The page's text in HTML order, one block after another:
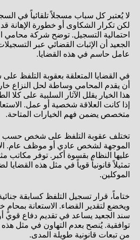
لا يُعتبر كل سباب مسجلاً تلقائياً في
لكن تكرار الشكاوى أو خطورة الإهانة
احتمالية التسجيل. توضح شركة محامي
الجعيد أن الإثبات القضائي عبر
عامل حاسم في هذه القضايا.
في القضايا المتعلقة بعقوبة التلفظ
أن يقدم المحامي وساطة لحل النزاع
هذا الخيار يقلل الآثار السلبية على كلا
إذا كانت العلاقة شخصية أو عمل.
متخصص يضمن فهم الخيارات المتاحة.
تختلف عقوبة التلفظ على شخص حسب
الموجهة لشخص عادي أو موظف عام.
عليها النظام بقسوة أكبر. توفر مكاتب
تمثيلاً قانونياً قوياً في مثل هذه
الموكلين.
ختاماً، قرار تسجيل التلفظ كسابقة
ويخضع لتقدير القضاء. الاستعانة بمحامٍ
سند الجعيد يساعد في تقديم دفاع قوي
توافقية. يُنصح بعدم التهاون في مثل هذه
من تبعات قانونية طويلة المدى.